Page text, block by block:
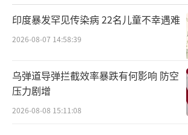
印度暴发罕见传染病 22名儿童不幸遇难
2026-08-07 14:58:39
乌弹道导弹拦截效率暴跌有何影响 防空
压力剧增
2026-08-08 15:11:08